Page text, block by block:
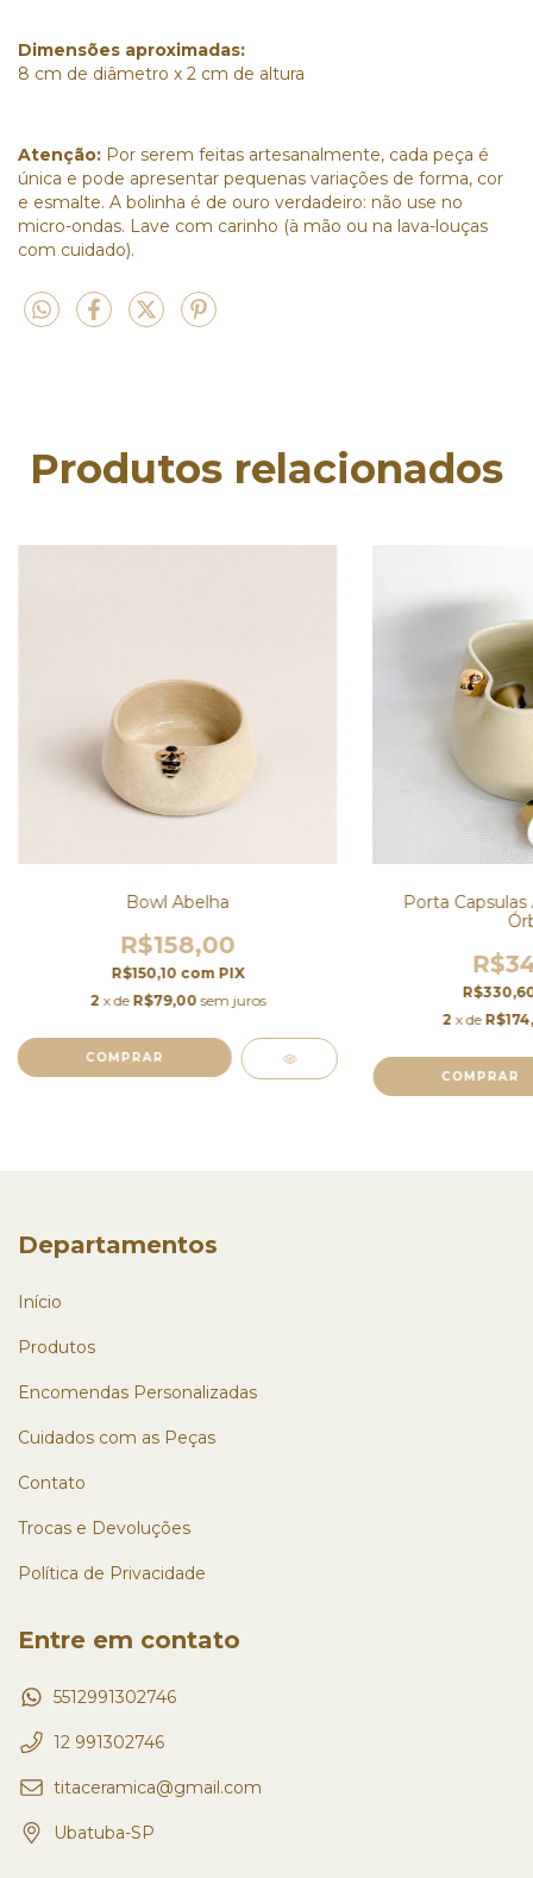
Dimensões aproximadas:
8 cm de diâmetro x 2 cm de altura
Atenção: Por serem feitas artesanalmente, cada peça é
única e pode apresentar pequenas variações de forma, cor
e esmalte. A bolinha é de ouro verdadeiro: não use no
micro-ondas. Lave com carinho (à mão ou na lava-louças
com cuidado).
Produtos relacionados
Bowl Abelha
R$158,00
R$150,10 com PIX
2 x de R$79,00 sem juros
Porta
2 x de
Departamentos
Início
Produtos
Encomendas Personalizadas
Cuidados com as Peças
Contato
Trocas e Devoluções
Política de Privacidade
Entre em contato
5512991302746
12 991302746
titaceramica@gmail.com
Ubatuba-SP